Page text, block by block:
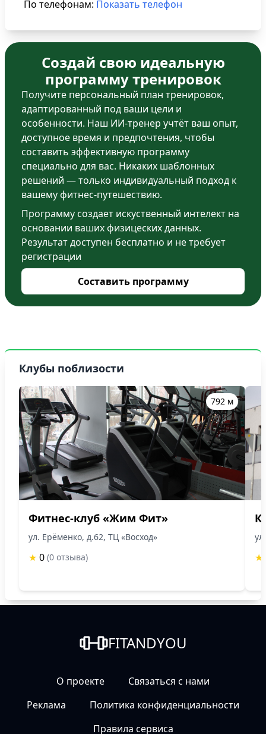
По телефонам: Показать телефон
Создай свою идеальную
программу тренировок
Получите персональный план тренировок,
адаптированный под ваши цели и
особенности. Наш ИИ-тренер учтёт ваш опыт,
доступное время и предпочтения, чтобы
составить эффективную программу
специально для вас. Никаких шаблонных
решений — только индивидуальный подход к
вашему фитнес-путешествию.
Программу создает искуственный интелект на
основании ваших физицеских данных.
Результат доступен бесплатно и не требует
регистрации
Составить программу
Клубы поблизости
792 м
Фитнес-клуб «Жим Фит»
ул. Ерёменко, д.62, ТЦ «Восход»
★ 0 (0 отзыва) ★
FITANDYOU
О проекте
Связаться с нами
Реклама
Политика конфиденциальности
Правила сервиса